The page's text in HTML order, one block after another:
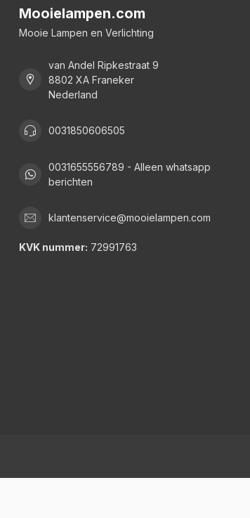
Mooielampen.com
Mooie Lampen en Verlichting
van Andel Ripkestraat 9
8802 XA Franeker
Nederland
0031850606505
0031655556789 - Alleen whatsapp
berichten
klantenservice@mooielampen.com
KVK nummer: 72991763